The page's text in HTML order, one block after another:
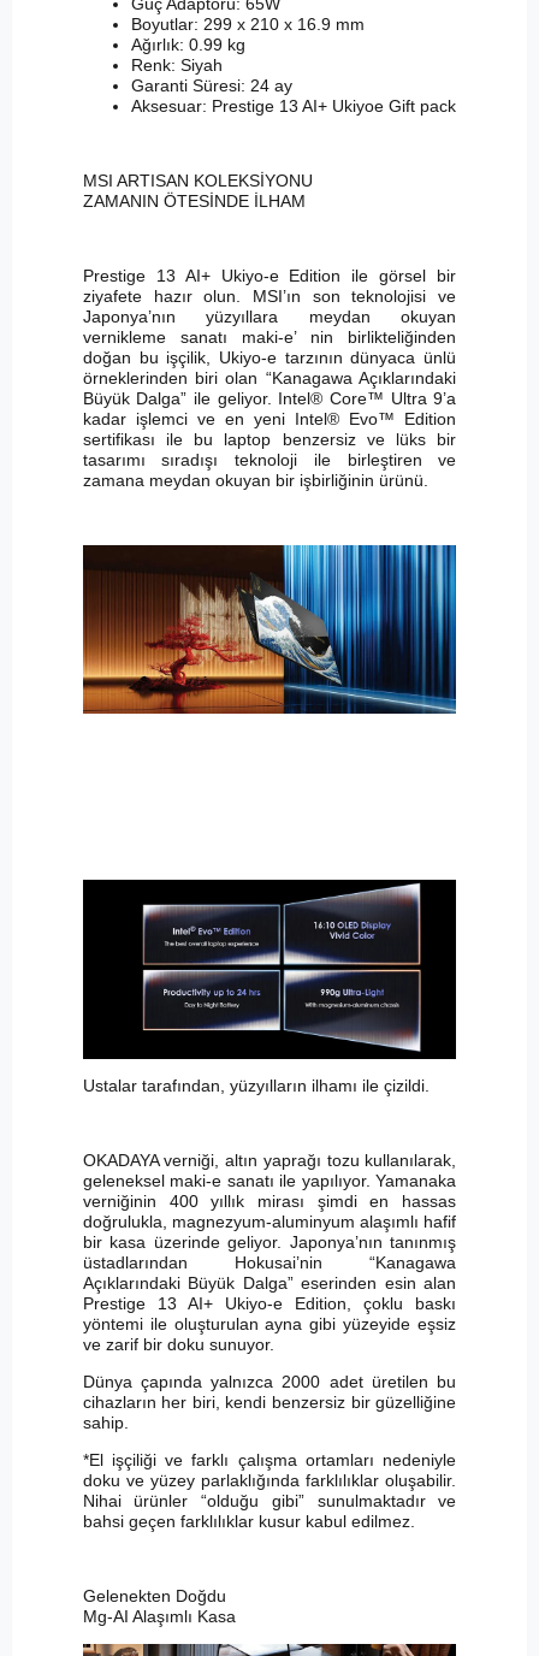
Boyutlar: 299 x 210 x 16.9 mm
Ağırlık: 0.99 kg
Renk: Siyah
Garanti Süresi: 24 ay
Aksesuar: Prestige 13 AI+ Ukiyoe Gift pack
MSI ARTISAN KOLEKSİYONU
ZAMANIN ÖTESİNDE İLHAM
Prestige 13 AI+ Ukiyo-e Edition ile görsel bir
ziyafete hazır olun. MSI’ın son teknolojisi ve
Japonya’nın yüzyıllara meydan okuyan
vernikleme sanatı maki-e’ nin birlikteliğinden
doğan bu işçilik, Ukiyo-e tarzının dünyaca ünlü
örneklerinden biri olan “Kanagawa Açıklarındaki
Büyük Dalga” ile geliyor. Intel® Core™ Ultra 9’a
kadar işlemci ve en yeni Intel® Evo™ Edition
sertifikası ile bu laptop benzersiz ve lüks bir
tasarımı sıradışı teknoloji ile birleştiren ve
zamana meydan okuyan bir işbirliğinin ürünü.
Ustalar tarafından, yüzyılların ilhamı ile çizildi.
OKADAYA verniği, altın yaprağı tozu kullanılarak,
geleneksel maki-e sanatı ile yapılıyor. Yamanaka
verniğinin 400 yıllık mirası şimdi en hassas
doğrulukla, magnezyum-aluminyum alaşımlı hafif
bir kasa üzerinde geliyor. Japonya’nın tanınmış
üstadlarından Hokusai’nin “Kanagawa
Açıklarındaki Büyük Dalga” eserinden esin alan
Prestige 13 AI+ Ukiyo-e Edition, çoklu baskı
yöntemi ile oluşturulan ayna gibi yüzeyide eşsiz
ve zarif bir doku sunuyor.
Dünya çapında yalnızca 2000 adet üretilen bu
cihazların her biri, kendi benzersiz bir güzelliğine
sahip.
*El işçiliği ve farklı çalışma ortamları nedeniyle
doku ve yüzey parlaklığında farklılıklar oluşabilir.
Nihai ürünler “olduğu gibi” sunulmaktadır ve
bahsi geçen farklılıklar kusur kabul edilmez.
Gelenekten Doğdu
Mg-AI Alaşımlı Kasa